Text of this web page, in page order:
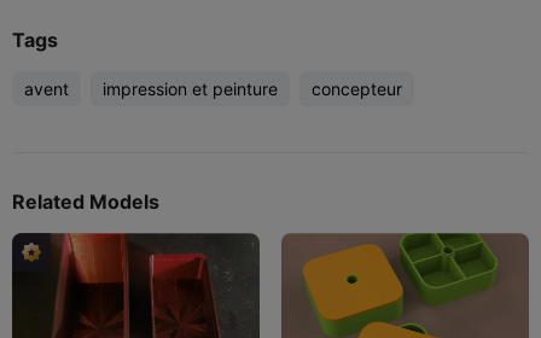
Tags
avent impression et peinture concepteur
Related Models